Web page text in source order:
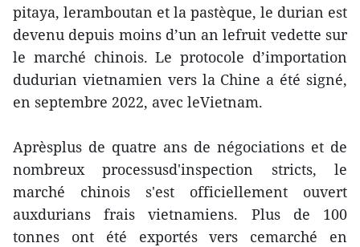
pitaya, leramboutan et la pastèque, le durian est
devenu depuis moins d’un an lefruit vedette sur
le marché chinois. Le protocole d’importation
dudurian vietnamien vers la Chine a été signé,
en septembre 2022, avec leVietnam.
Aprèsplus de quatre ans de négociations et de
nombreux processusd'inspection stricts, le
marché chinois s'est officiellement ouvert
auxdurians frais vietnamiens. Plus de 100
tonnes ont été exportés vers cemarché en